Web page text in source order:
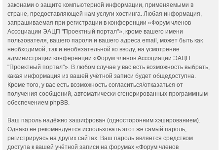
законами о защите компьютерной информации, применяемыми в
стране, предоставляющей нам услуги хостинга. Любая информация,
запрашиваемая при регистрации в конференции «Форум членов
Ассоциации ЭАЦП "Проектный портал"», кроме вашего имени
пользователя, вашего пароля и вашего адреса email, может быть как
необходимой, так и необязательной ко вводу, на усмотрение
администрации конференции «Форум членов Ассоциации ЭАЦП
"Проектный портал"». В любом случае у вас есть возможность выбрать,
какая информация из вашей учётной записи будет общедоступна.
Кроме того, у вас есть возможность согласиться/отказаться от
получения сообщений, автоматически сгенерированных программным
обеспечением phpBB.
Ваш пароль надёжно зашифрован (односторонним хэшированием).
Однако не рекомендуется использовать этот же самый пароль,
регистрируясь на других сайтах. Ваш пароль является средством
доступа к вашей учётной записи на форумах «Форум членов